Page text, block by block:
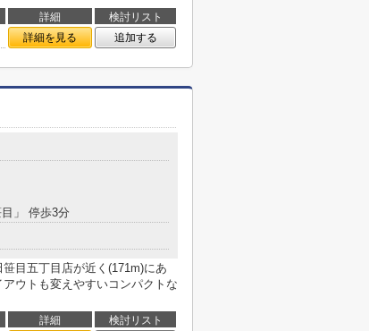
詳細
検討リスト
詳細を見る 追加する
」 停歩3分
目五丁目店が近く(171m)にあ
ウトも変えやすいコンパクトな
詳細
検討リスト